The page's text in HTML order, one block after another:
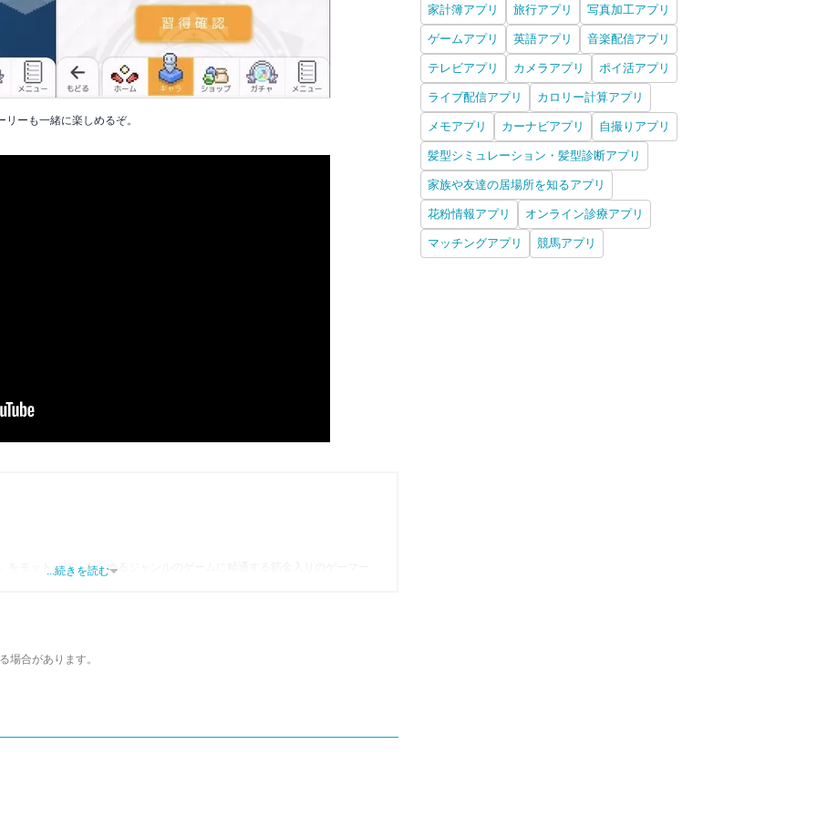
ーも一緒に楽しめるぞ。
をモットーに、あらゆるジャンルのゲームに精通する筋金入りのゲーマー。
る。現在は、アプリブでゲーム関連のコンテンツを豊富に執筆中。
...続きを読む
場合があります。
家計簿アプリ 旅行アプリ 写真加工アプリ
ゲームアプリ 英語アプリ 音楽配信アプリ
テレビアプリ カメラアプリ ポイ活アプリ
ライブ配信アプリ カロリー計算アプリ
メモアプリ カーナビアプリ 自撮りアプリ
髪型シミュレーション・髪型診断アプリ
家族や友達の居場所を知るアプリ
花粉情報アプリ オンライン診療アプリ
マッチングアプリ 競馬アプリ